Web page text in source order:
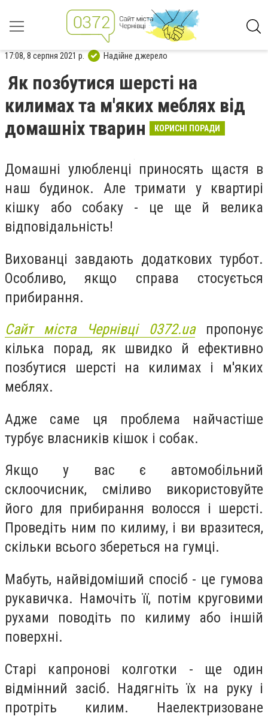
17:08, 8 серпня 2021 р. Надійне джерело
Як позбутися шерсті на
килимах та м'яких меблях від
домашніх тварин
КОРИСНІ ПОРАДИ
Домашні улюбленці приносять щастя в
наш будинок. Але тримати у квартирі
кішку або собаку - це ще й велика
відповідальність!
Вихованці завдають додаткових турбот.
Особливо, якщо справа стосується
прибирання.
Сайт міста Чернівці 0372.uaпропонує
кілька порад, як швидко й ефективно
позбутися шерсті на килимах і м'яких
меблях.
Адже саме ця проблема найчастіше
турбує власників кішок і собак.
Якщо у вас є автомобільний
склоочисник, сміливо використовуйте
його для прибирання волосся і шерсті.
Проведіть ним по килиму, і ви вразитеся,
скільки всього збереться на гумці.
Мабуть, найвідоміший спосіб - це гумова
рукавичка. Намочіть її, потім круговими
рухами поводіть по килиму або іншій
поверхні.
Старі капронові колготки - ще один
відмінний засіб. Надягніть їх на руку і
протріть килим. Наелектризоване